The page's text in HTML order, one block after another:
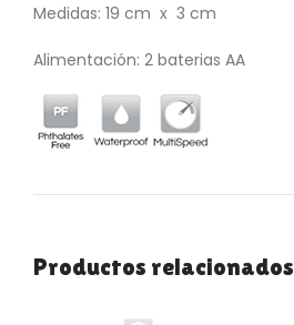
Medidas: 19 cm x 3 cm
Alimentación: 2 baterias AA
Productos relacionados